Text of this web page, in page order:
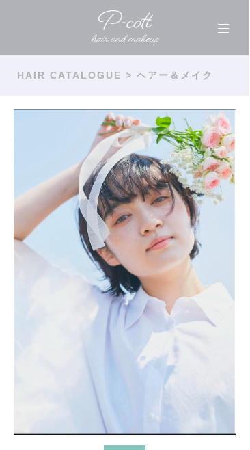
HAIR CATALOGUE > ヘアー＆メイク